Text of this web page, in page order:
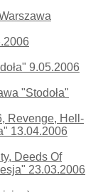
9.05.2006
"Stodoła"
Revenge, Hell-
13.04.2006
Deeds Of
23.03.2006